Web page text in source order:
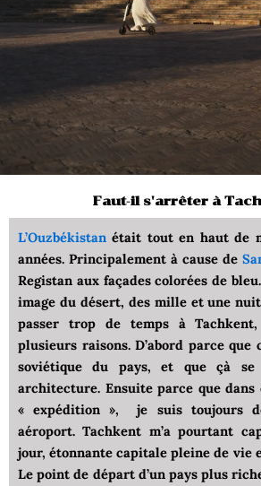
Faut-il s'arrêter à
L’Ouzbékistan était tout en haut de
années. Principalement à cause de
Registan aux façades colorées de
image du désert, des mille et une
passer trop de temps à
plusieurs raisons. D’abord parce
soviétique du pays, et que çà se
architecture. Ensuite parce que dans
« expédition », je suis toujours
aéroport. Tachkent m’a pourtant
jour, étonnante capitale pleine de vie
Le point de départ d’un pays plus